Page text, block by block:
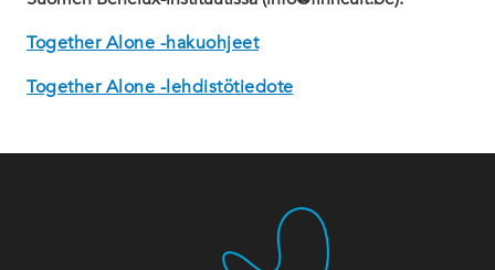
Together Alone -hakuohjeet
Together Alone -lehdistötiedote